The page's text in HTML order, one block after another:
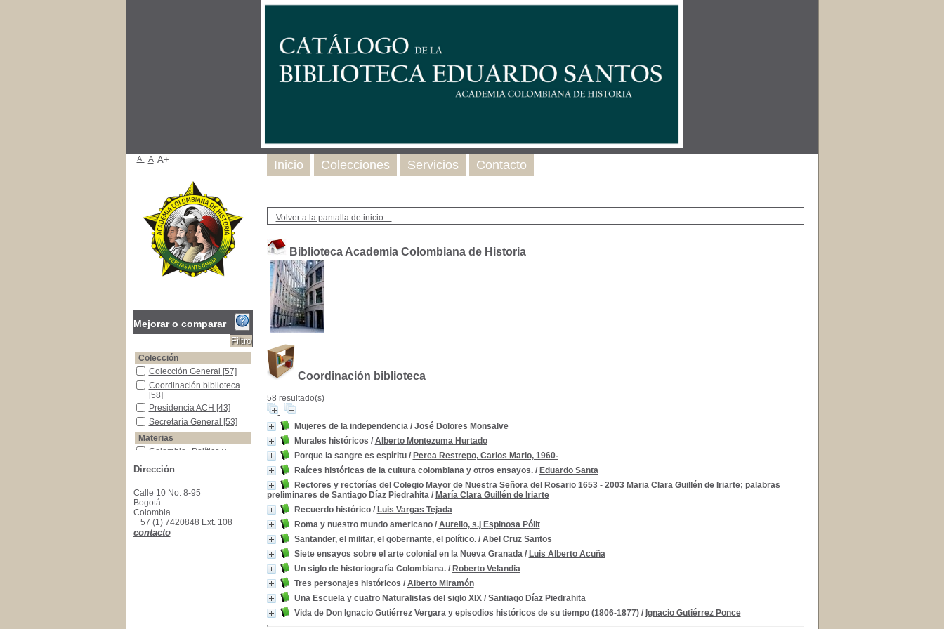
Volver a la pantalla de inicio ...
Biblioteca Academia Colombiana de Historia
Coordinación biblioteca
58 resultado(s)
Mujeres de la independencia/ José Dolores Monsalve
Murales históricos / Alberto Montezuma Hurtado
Porque la sangre es espíritu/ Perea Restrepo, Carlos Mario, 1960-
Raíces históricas de la cultura colombiana y otros ensayos./ Eduardo Santa
Rectores y rectorías del Colegio Mayor de Nuestra Señora del Rosario 1653 - 2003 Maria Clara Guillén de Iriarte; palabras
preliminares de Santiago Díaz Piedrahita/ María Clara Guillén de Iriarte
Recuerdo histórico/ Luis Vargas Tejada
Roma y nuestro mundo americano/ Aurelio, s.j Espinosa Pólit
Santander, el militar, el gobernante, el político./ Abel Cruz Santos
Siete ensayos sobre el arte colonial en la Nueva Granada/ Luis Alberto Acuña
Un siglo de historiografía Colombiana./ Roberto Velandia
Tres personajes históricos / Alberto Miramón
Una Escuela y cuatro Naturalistas del siglo XIX/ Santiago Díaz Piedrahita
Vida de Don Ignacio Gutiérrez Vergara y episodios históricos de su tiempo (1806-1877)/ Ignacio Gutiérrez Ponce
Inicio Colecciones Servicios Contacto
A- A A+
Mejorar o comparar
Colección
Colección General
Colección General [57]
Coordinación biblioteca
Coordinación biblioteca
[58]
Presidencia ACH
Presidencia ACH [43]
Secretaría General
Secretaría General [53]
Materias
Colombia--Política y gobierno--Siglo XIX
Colombia--Política y
Colombia -Historia -Guerra de Independencia--1810-1819
Colombia -Historia -
-1810-1819[4]
Colombia--Historia
Colombia--Historia
Colombia - Historia- Independencia
Colombia - Historia-
Independencia
Arango Vélez, Carlos (1897-1974)--Discursos
Autores colombianos -Crítica e interpretación
Dirección
Calle 10 No. 8-95
Bogotá
Colombia
+ 57 (1) 7420848 Ext. 108
contacto